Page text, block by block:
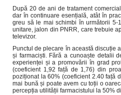
După 20 de ani de tratament
dar în continuare esențială, atât în
greu să le mai schimbi în următorii
unitare, jalon din PNRR, care trebuie
televizor.
Punctul de plecare în această discuție
și farmaciști. Fără a cunoaște detalii
experienței și a promovării în grad
(coeficient 1,92 față de 1,76) din
poziționat la 60% (coeficient 2.40 față
mai bună și poate avem cu toții o
percepția utilității farmacistului la 50%